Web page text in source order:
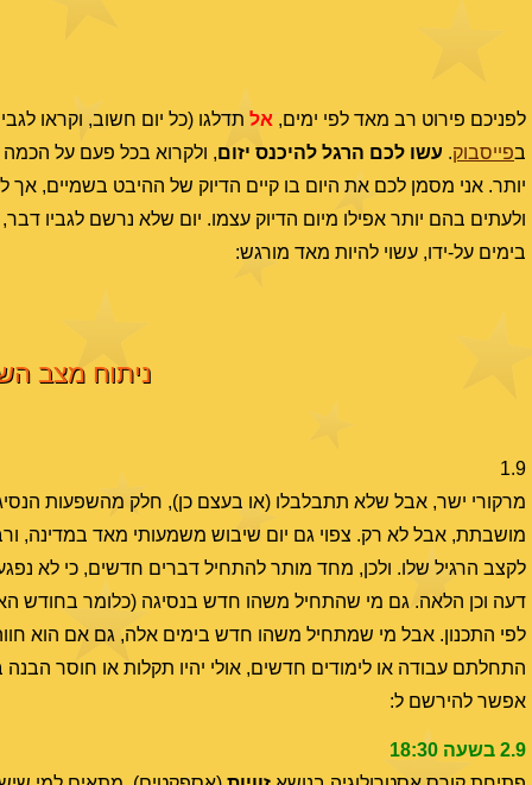
לפניכם פירוט רב מאד לפי ימים, אל תדלגו (כל יום חשוב, וקראו
בפייסבוק. עשו לכם הרגל להיכנס יזום, ולקרוא בכל פעם על
יותר. אני מסמן לכם את היום בו קיים הדיוק של ההיבט בשמיים, אך
ולעתים בהם יותר אפילו מיום הדיוק עצמו. יום שלא נרשם לגביו
בימים על-ידו, עשוי להיות מאד מורגש:
ניתוח מצב
1.9
מרקורי ישר, אבל שלא תתבלבלו (או בעצם כן), חלק מהשפעות
מושבתת, אבל לא רק. צפוי גם יום שיבוש משמעותי מאד במדינה,
לקצב הרגיל שלו. ולכן, מחד מותר להתחיל דברים חדשים, כי לא
דעה וכן הלאה. גם מי שהתחיל משהו חדש בנסיגה (כלומר בחודש
לפי התכנון. אבל מי שמתחיל משהו חדש בימים אלה, גם אם הוא
התחלתם עבודה או לימודים חדשים, אולי יהיו תקלות או חוסר
אפשר להירשם ל:
2.9 בשעה 18:30